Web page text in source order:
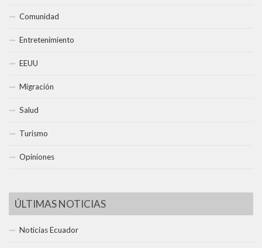
Comunidad
Entretenimiento
EEUU
Migración
Salud
Turismo
Opiniones
ÚLTIMAS NOTICIAS
Noticias Ecuador